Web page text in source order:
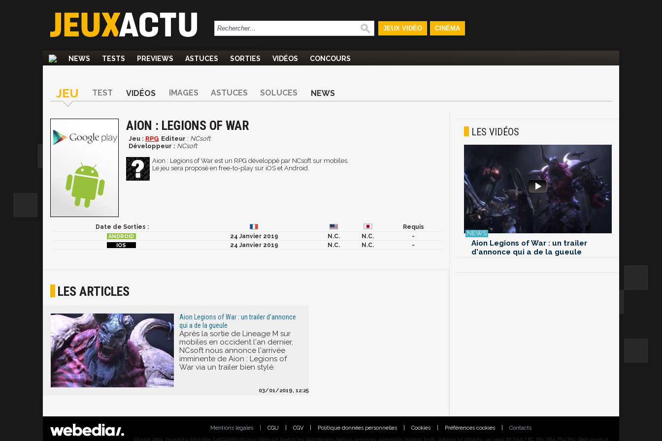
JEUX VIDÉO CINÉMA
NEWS TESTS PREVIEWS ASTUCES SORTIES VIDÉOS CONCOURS
JEU TEST VIDÉOS IMAGES ASTUCES SOLUCES NEWS
AION : LEGIONS OF WAR
Jeu : RPG Editeur : NCsoft
Développeur : NCsoft
Aion : Legions of War est un RPG développé par NCsoft sur mobiles.
Le jeu sera proposé en free-to-play sur iOS et Android.
Date de Sorties :
Requis
24 Janvier 2019
N.C. N.C.
-
24 Janvier 2019
N.C. N.C. -
LES ARTICLES
Aion Legions of War : un trailer d'annonce
qui a de la gueule
Après la sortie de Lineage M sur
mobiles en occident l'an dernier,
NCsoft nous annonce l'arrivée
imminente de Aion : Legions of
War via un trailer bien stylé.
03/01/2019, 12:25
LES VIDÉOS
Aion Legions of War : un trailer
d'annonce qui a de la gueule
Mentions légales CGU CGV Politique données personnelles Cookies Préférences cookies Contacts
Depuis 2004, JeuxActu décrypte l'actualité du jeu vidéo sur toutes les plateformes. Sorties, previews, gameplay, trailers, tests, astuces et soluces... on vous dit tout ! PC, PS5, PS4, PS4 Pro, Xbox series X,